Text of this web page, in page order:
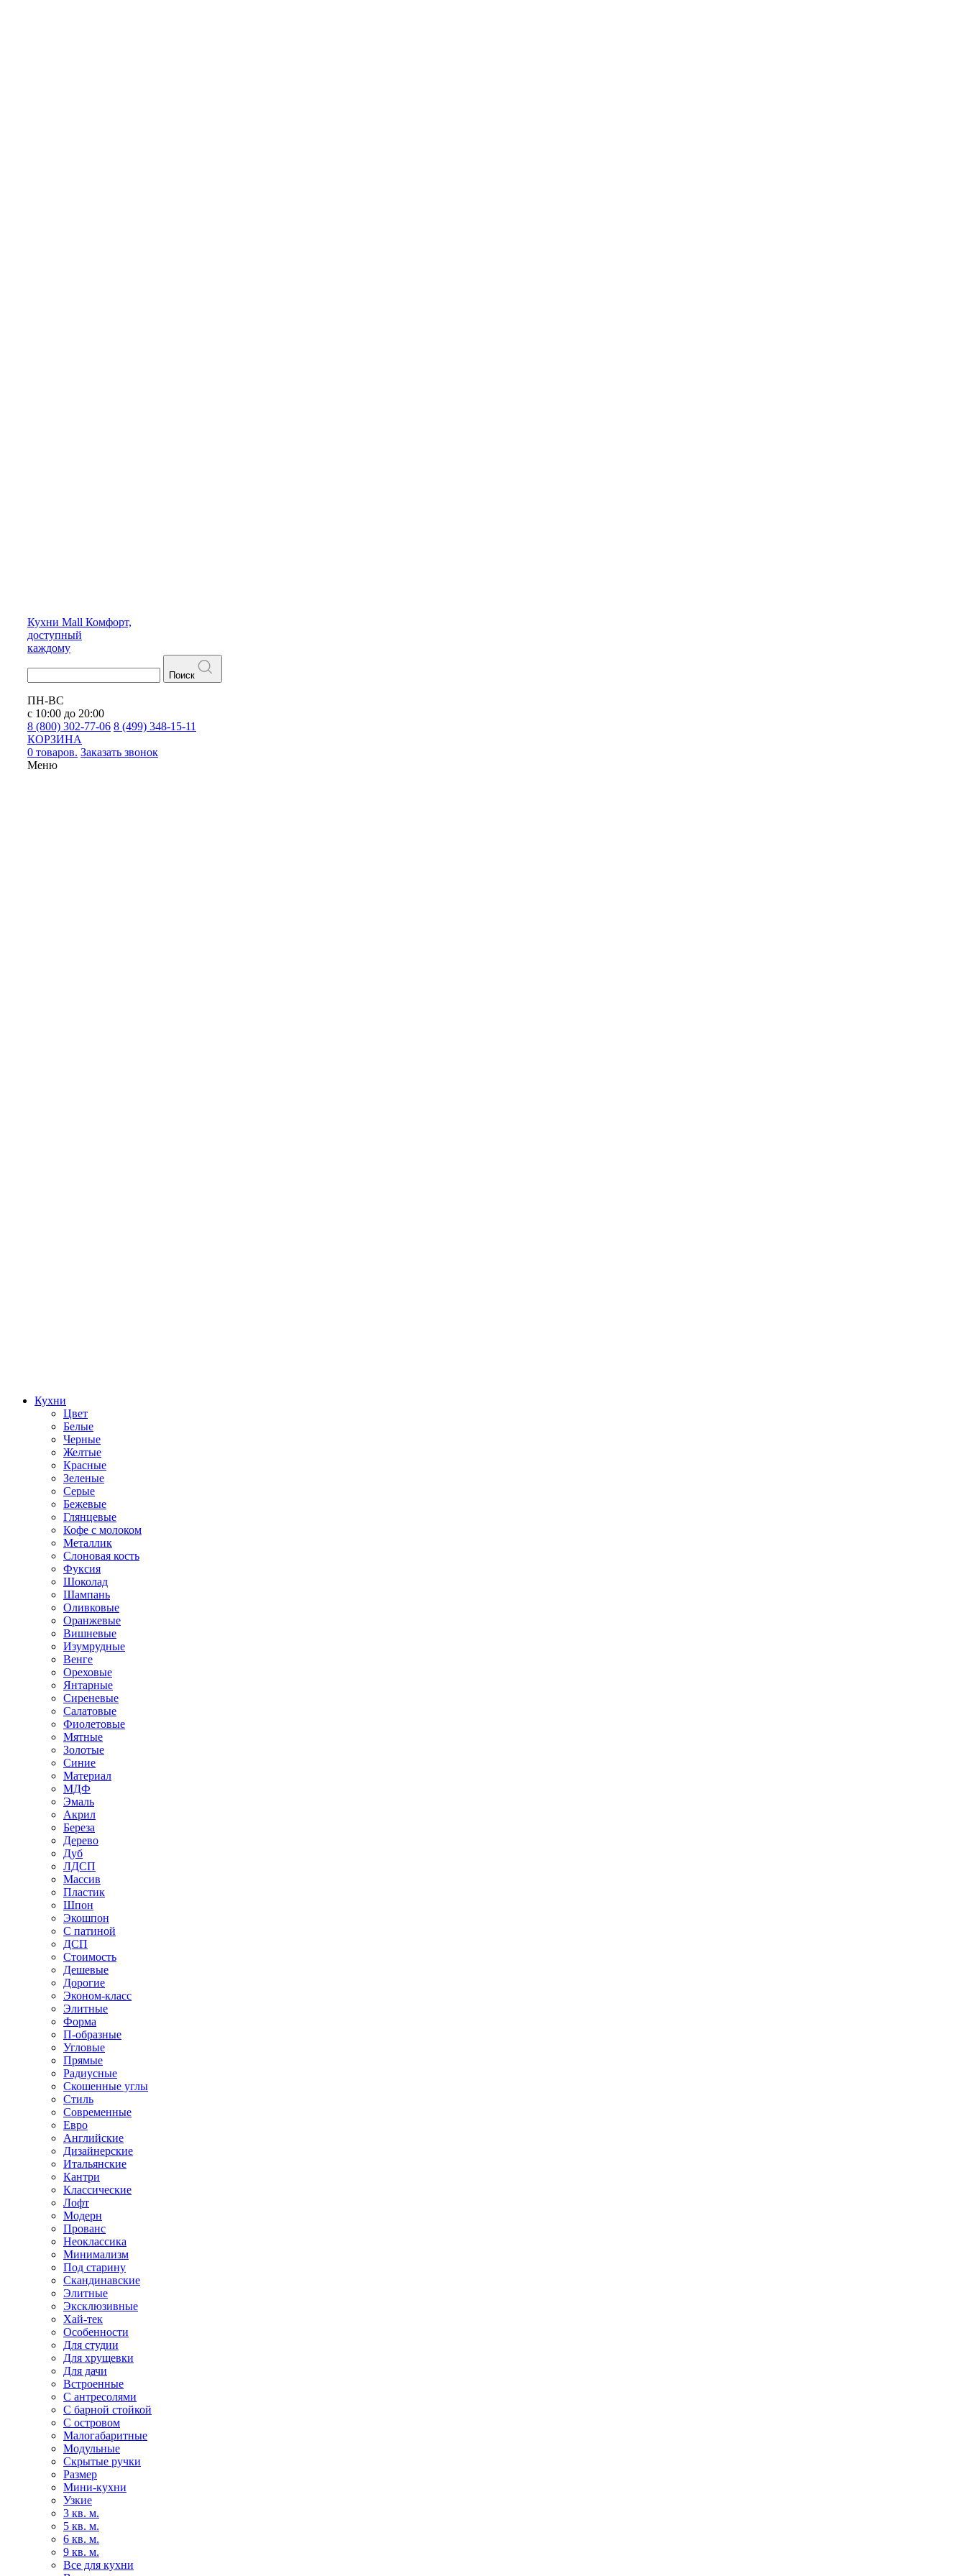
Кухни Mall Комфорт,
доступный
каждому
Поиск
ПН-ВС
с 10:00 до 20:00
8 (800) 302-77-06 8 (499) 348-15-11
КОРЗИНА
0 товаров. Заказать звонок
Меню
Кухни
Цвет
Белые
Черные
Желтые
Красные
Зеленые
Серые
Бежевые
Глянцевые
Кофе с молоком
Металлик
Слоновая кость
Фуксия
Шоколад
Шампань
Оливковые
Оранжевые
Вишневые
Изумрудные
Венге
Ореховые
Янтарные
Сиреневые
Салатовые
Фиолетовые
Мятные
Золотые
Синие
Материал
МДФ
Эмаль
Акрил
Береза
Дерево
Дуб
ЛДСП
Массив
Пластик
Шпон
Экошпон
С патиной
ДСП
Стоимость
Дешевые
Дорогие
Эконом-класс
Элитные
Форма
П-образные
Угловые
Прямые
Радиусные
Скошенные углы
Стиль
Современные
Евро
Английские
Дизайнерские
Итальянские
Кантри
Классические
Лофт
Модерн
Прованс
Неоклассика
Минимализм
Под старину
Скандинавские
Элитные
Эксклюзивные
Хай-тек
Особенности
Для студии
Для хрущевки
Для дачи
Встроенные
С антресолями
С барной стойкой
С островом
Малогабаритные
Модульные
Скрытые ручки
Размер
Мини-кухни
Узкие
3 кв. м.
5 кв. м.
6 кв. м.
9 кв. м.
Все для кухни